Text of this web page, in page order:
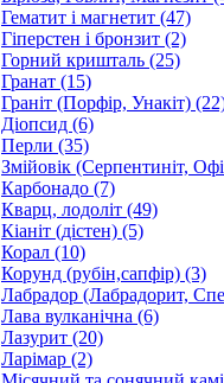
Гематит і магнетит (47)
Гіперстен і бронзит (2)
Горний кришталь (25)
Гранат (15)
Граніт (Порфір, Унакіт)
Діопсид (6)
Перли (35)
Змійовік (Серпентиніт,
Карбонадо (7)
Кварц, лодоліт (49)
Кіаніт (дістен) (5)
Корал (10)
Корунд (рубін,сапфір) (3)
Лабрадор (Лабрадорит,
Лава вулканічна (6)
Лазурит (20)
Ларімар (2)